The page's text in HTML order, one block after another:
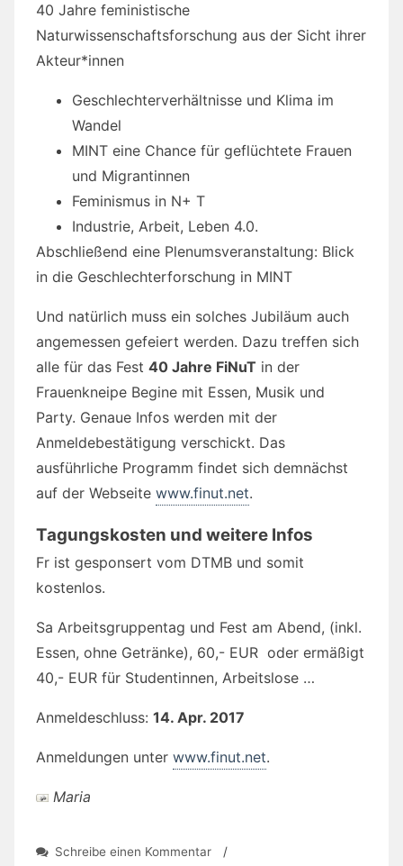
40 Jahre feministische
Naturwissenschaftsforschung aus der Sicht ihrer
Akteur*innen
Geschlechterverhältnisse und Klima im
Wandel
MINT eine Chance für geflüchtete Frauen
und Migrantinnen
Feminismus in N+ T
Industrie, Arbeit, Leben 4.0.
Abschließend eine Plenumsveranstaltung: Blick
in die Geschlechterforschung in MINT
Und natürlich muss ein solches Jubiläum auch
angemessen gefeiert werden. Dazu treffen sich
alle für das Fest 40 Jahre FiNuT in der
Frauenkneipe Begine mit Essen, Musik und
Party. Genaue Infos werden mit der
Anmeldebestätigung verschickt. Das
ausführliche Programm findet sich demnächst
auf der Webseite www.finut.net.
Tagungskosten und weitere Infos
Fr ist gesponsert vom DTMB und somit
kostenlos.
Sa Arbeitsgruppentag und Fest am Abend, (inkl.
Essen, ohne Getränke), 60,- EUR oder ermäßigt
40,- EUR für Studentinnen, Arbeitslose …
Anmeldeschluss: 14. Apr. 2017
Anmeldungen unter www.finut.net.
Maria
Schreibe einen Kommentarzu /